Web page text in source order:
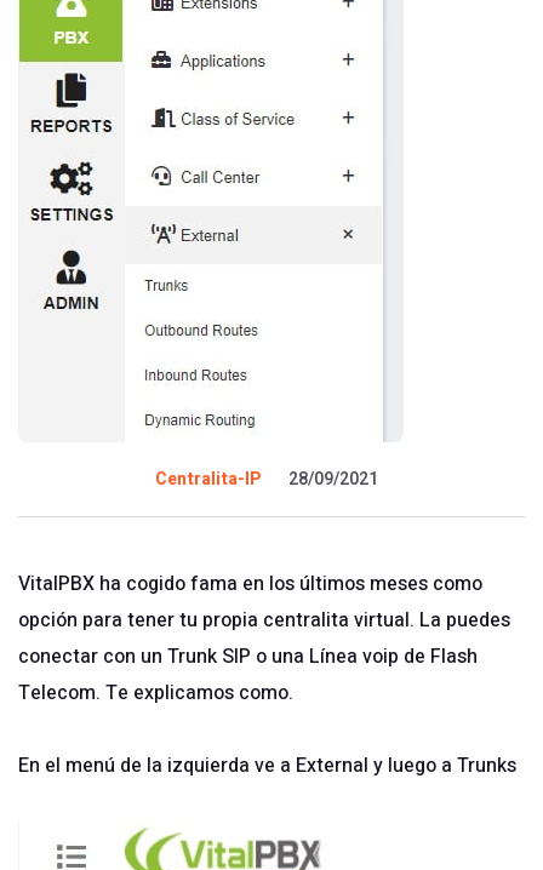
Centralita-IP 28/09/2021
VitalPBX ha cogido fama en los últimos meses como
opción para tener tu propia centralita virtual. La puedes
conectar con un Trunk SIP o una Línea voip de Flash
Telecom. Te explicamos como.
En el menú de la izquierda ve a External y luego a Trunks